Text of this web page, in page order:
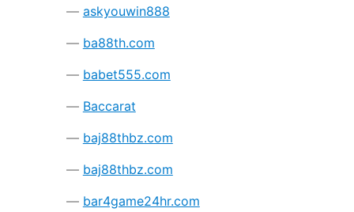
askyouwin888
ba88th.com
babet555.com
Baccarat
baj88thbz.com
baj88thbz.com
bar4game24hr.com